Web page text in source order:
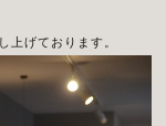
上げております。